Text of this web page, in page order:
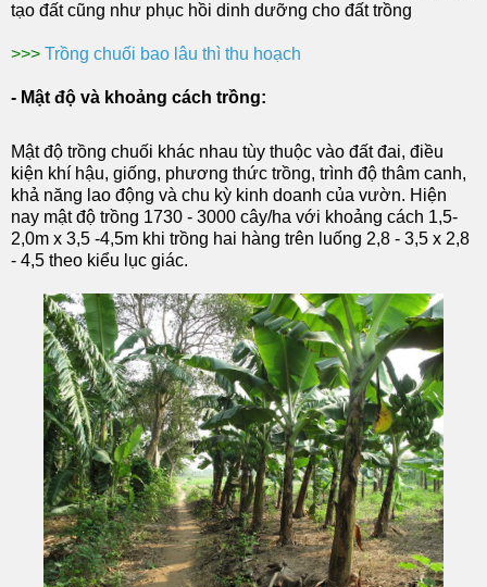
tạo đất cũng như phục hồi dinh dưỡng cho đất trồng
>>> Trồng chuối bao lâu thì thu hoạch
- Mật độ và khoảng cách trồng:
Mật độ trồng chuối khác nhau tùy thuộc vào đất đai, điều
kiện khí hậu, giống, phương thức trồng, trình độ thâm canh,
khả năng lao động và chu kỳ kinh doanh của vườn. Hiện
nay mật độ trồng 1730 - 3000 cây/ha với khoảng cách 1,5-
2,0m x 3,5 -4,5m khi trồng hai hàng trên luống 2,8 - 3,5 x 2,8
- 4,5 theo kiểu lục giác.